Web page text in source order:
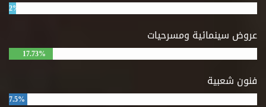
2%
عروض سينمائية ومسرحيات
17.73%
فنون شعبية
7.5%